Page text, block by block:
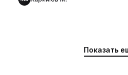
Показать